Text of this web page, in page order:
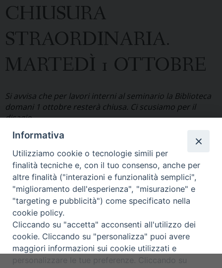
CHIUSURA
STRAORDINARIA.
MARTEDÌ 1 OTTOBRE
Si avvisa che per lavori interni al seminario la Biblioteca
domani 1 ottobre resterà chiusa. Ci scusiamo per il
disagio.
Copyright © Arcidiocesi di Udine
Informativa
Utilizziamo cookie o tecnologie simili per
finalità tecniche e, con il tuo consenso, anche per
altre finalità ("interazioni e funzionalità semplici",
"miglioramento dell'esperienza", "misurazione" e
"targeting e pubblicità") come specificato nella
cookie policy.
Cliccando su "accetta" acconsenti all'utilizzo dei
cookie. Cliccando su "personalizza" puoi avere
maggiori informazioni sui cookie utilizzati e